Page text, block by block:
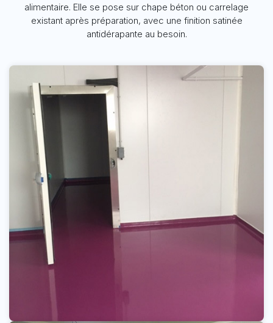
alimentaire. Elle se pose sur chape béton ou carrelage
existant après préparation, avec une finition satinée
antidérapante au besoin.